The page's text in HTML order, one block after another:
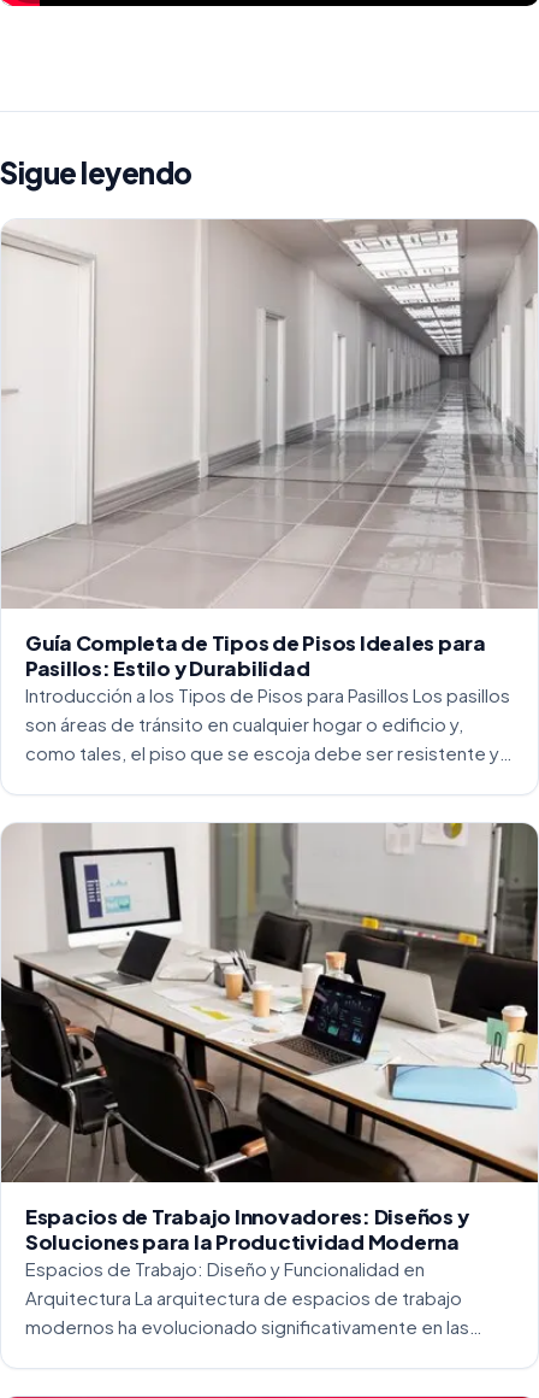
Sigue leyendo
Guía Completa de Tipos de Pisos Ideales para
Pasillos: Estilo y Durabilidad
Introducción a los Tipos de Pisos para Pasillos Los pasillos
son áreas de tránsito en cualquier hogar o edificio y,
como tales, el piso que se escoja debe ser resistente y
Espacios de Trabajo Innovadores: Diseños y
Soluciones para la Productividad Moderna
Espacios de Trabajo: Diseño y Funcionalidad en
Arquitectura La arquitectura de espacios de trabajo
modernos ha evolucionado significativamente en las